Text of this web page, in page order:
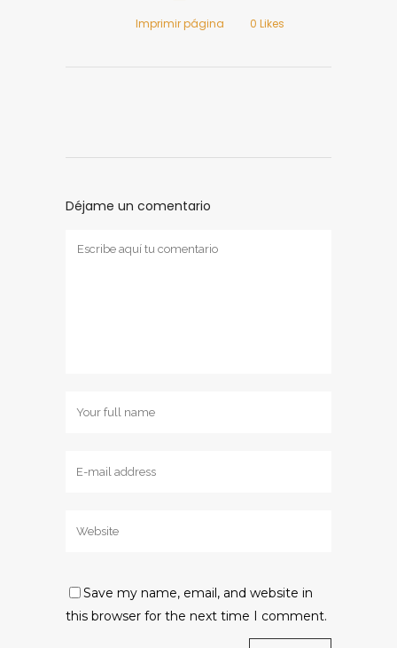
Imprimir página 0 Likes
Déjame un comentario
Save my name, email, and website in
this browser for the next time I comment.